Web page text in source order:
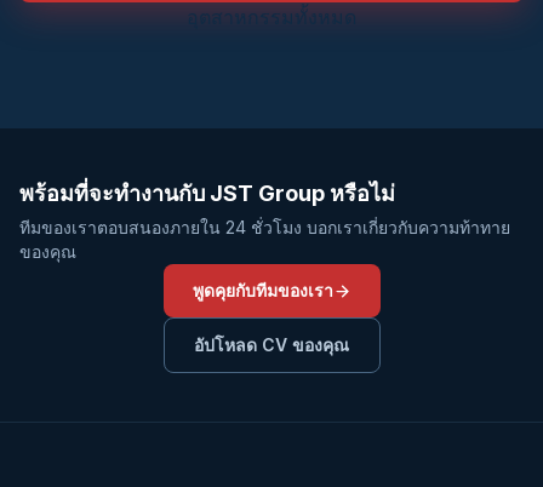
อุตสาหกรรมทั้งหมด
พร้อมที่จะทำงานกับ JST Group หรือไม่
ทีมของเราตอบสนองภายใน 24 ชั่วโมง บอกเราเกี่ยวกับความท้าทาย
ของคุณ
พูดคุยกับทีมของเรา
อัปโหลด CV ของคุณ